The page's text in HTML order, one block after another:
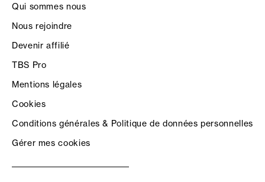
Qui sommes nous
Nous rejoindre
Devenir affilié
TBS Pro
Mentions légales
Cookies
Conditions générales & Politique de données personnelles
Gérer mes cookies